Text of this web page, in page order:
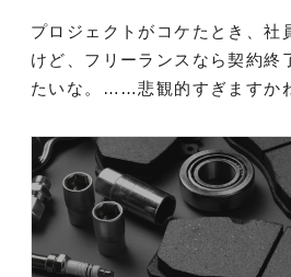
プロジェクトがコケたとき、社
けど、フリーランスなら契約終
たいな。……悲観的すぎますか